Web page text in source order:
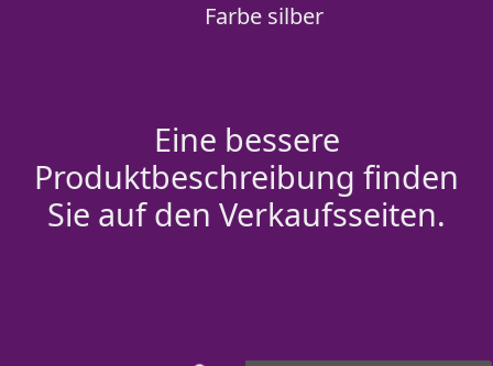
Farbe silber
Eine bessere
Produktbeschreibung finden
Sie auf den Verkaufsseiten.